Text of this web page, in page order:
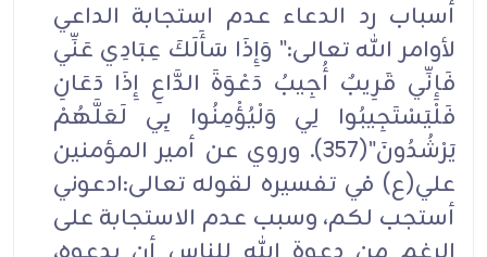
أسباب رد الدعاء عدم استجابة الداعي
لأوامر الله تعالى:" وَإِذَا سَأَلَكَ عِبَادِي عَنِّي
فَإِنِّي قَرِيبٌ أُجِيبُ دَعْوَةَ الدَّاعِ إِذَا دَعَانِ
فَلْيَسْتَجِيبُوا لِي وَلْيُؤْمِنُوا بِي لَعَلَّهُمْ
يَرْشُدُونَ"(357). وروي عن أمير المؤمنين
علي(ع) في تفسيره لقوله تعالى:ادعوني
أستجب لكم، وسبب عدم الاستجابة على